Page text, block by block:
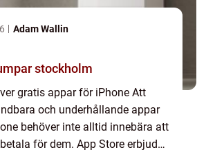
Adam Wallin
stockholm
gratis appar för iPhone Att
och underhållande appar
behöver inte alltid innebära att
för dem. App Store erbjuder